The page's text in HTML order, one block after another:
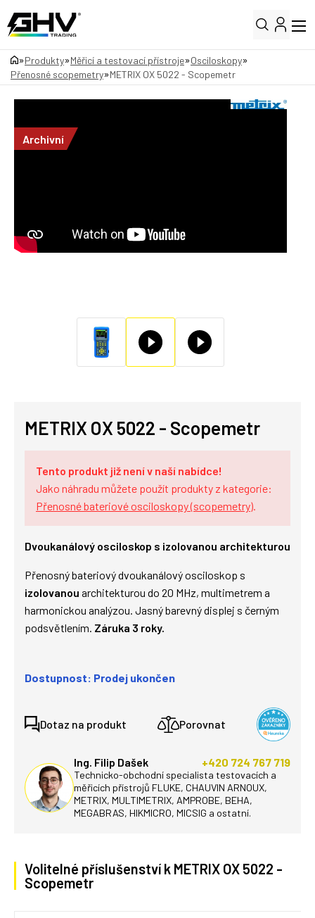
»Produkty»Měřicí a testovací přístroje»Osciloskopy»
Přenosné scopemetry»METRIX OX 5022 - Scopemetr
Archivní
METRIX OX 5022 - Scopemetr
Tento produkt již není v naší nabídce!
Jako náhradu můžete použít produkty z kategorie:
Přenosné bateriové osciloskopy (scopemetry).
Dvoukanálový osciloskop s izolovanou architekturou
Přenosný bateriový dvoukanálový osciloskop s
izolovanou architekturou do 20 MHz, multimetrem a
harmonickou analýzou. Jasný barevný displej s černým
podsvětlením. Záruka 3 roky.
Dostupnost: Prodej ukončen
Dotaz na produkt Porovnat
Ing. Filip Dašek +420 724 767 719
Technicko-obchodní specialista testovacích a
měřicích přístrojů FLUKE, CHAUVIN ARNOUX,
METRIX, MULTIMETRIX, AMPROBE, BEHA,
MEGABRAS, HIKMICRO, MICSIG a ostatní.
Volitelné příslušenství k METRIX OX 5022 -
Scopemetr